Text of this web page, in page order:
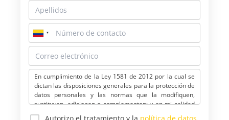
En cumplimiento de la Ley 1581 de 2012 por la cual se
dictan las disposiciones generales para la protección de
datos personales y las normas que la modifiquen,
sustituyan, adicionen o complementen; y en mi calidad
de titular de los datos personales; emito mi